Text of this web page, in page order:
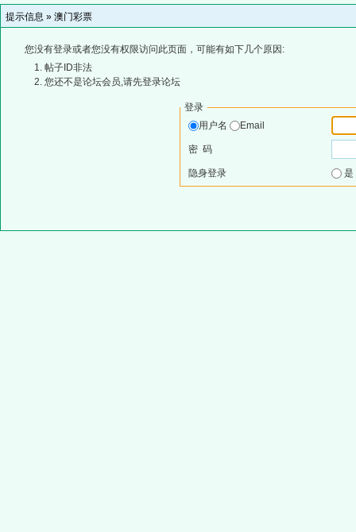
提示信息 » 澳门彩票
您没有登录或者您没有权限访问此页面，可能有如下几个原因:
帖子ID非法
您还不是论坛会员,请先登录论坛
登录
用户名
Email
密 码
隐身登录